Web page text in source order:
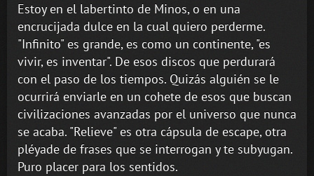
Estoy en el labertinto de Minos, o en una
encrucijada dulce en la cual quiero perderme.
"Infinito" es grande, es como un continente, "es
vivir, es inventar". De esos discos que perdurará
con el paso de los tiempos. Quizás alguién se le
ocurrirá enviarle en un cohete de esos que buscan
civilizaciones avanzadas por el universo que nunca
se acaba. "Relieve" es otra cápsula de escape, otra
pléyade de frases que se interrogan y te subyugan.
Puro placer para los sentidos.